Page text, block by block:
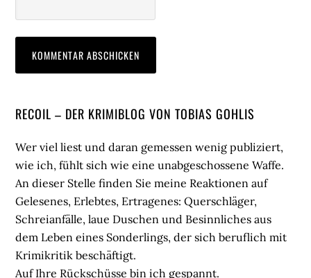
Seitenspalte
RECOIL – DER KRIMIBLOG VON TOBIAS GOHLIS
Wer viel liest und daran gemessen wenig publiziert,
wie ich, fühlt sich wie eine unabgeschossene Waffe.
An dieser Stelle finden Sie meine Reaktionen auf
Gelesenes, Erlebtes, Ertragenes: Querschläger,
Schreianfälle, laue Duschen und Besinnliches aus
dem Leben eines Sonderlings, der sich beruflich mit
Krimikritik beschäftigt.
Auf Ihre Rückschüsse bin ich gespannt.